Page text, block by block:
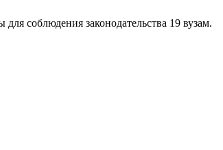
соблюдения законодательства 19 вузам.